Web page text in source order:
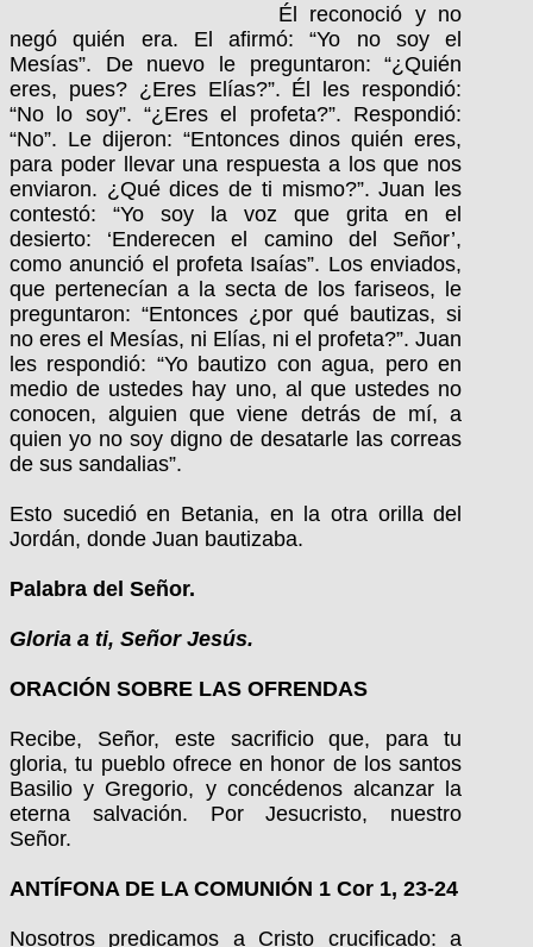
Él reconoció y no
negó quién era. El afirmó: “Yo no soy el
Mesías”. De nuevo le preguntaron: “¿Quién
eres, pues? ¿Eres Elías?”. Él les respondió:
“No lo soy”. “¿Eres el profeta?”. Respondió:
“No”. Le dijeron: “Entonces dinos quién eres,
para poder llevar una respuesta a los que nos
enviaron. ¿Qué dices de ti mismo?”. Juan les
contestó: “Yo soy la voz que grita en el
desierto: ‘Enderecen el camino del Señor’,
como anunció el profeta Isaías”. Los enviados,
que pertenecían a la secta de los fariseos, le
preguntaron: “Entonces ¿por qué bautizas, si
no eres el Mesías, ni Elías, ni el profeta?”. Juan
les respondió: “Yo bautizo con agua, pero en
medio de ustedes hay uno, al que ustedes no
conocen, alguien que viene detrás de mí, a
quien yo no soy digno de desatarle las correas
de sus sandalias”.
Esto sucedió en Betania, en la otra orilla del
Jordán, donde Juan bautizaba.
Palabra del Señor.
Gloria a ti, Señor Jesús.
ORACIÓN SOBRE LAS OFRENDAS
Recibe, Señor, este sacrificio que, para tu
gloria, tu pueblo ofrece en honor de los santos
Basilio y Gregorio, y concédenos alcanzar la
eterna salvación. Por Jesucristo, nuestro
Señor.
ANTÍFONA DE LA COMUNIÓN 1 Cor 1, 23-24
Nosotros predicamos a Cristo crucificado: a